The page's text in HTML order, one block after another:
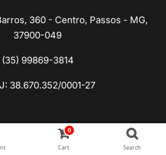
360 - Centro, Passos - MG,
37900-049
(35) 99869-3814
38.670.352/0001-27
0
Cart Search